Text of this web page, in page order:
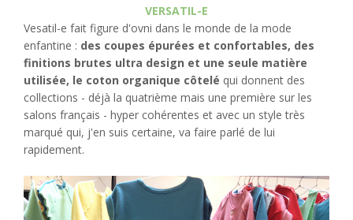
VERSATIL-E
Vesatil-e fait figure d'ovni dans le monde de la mode
enfantine : des coupes épurées et confortables, des
finitions brutes ultra design et une seule matière
utilisée, le coton organique côtelé qui donnent des
collections - déjà la quatrième mais une première sur les
salons français - hyper cohérentes et avec un style très
marqué qui, j'en suis certaine, va faire parlé de lui
rapidement.